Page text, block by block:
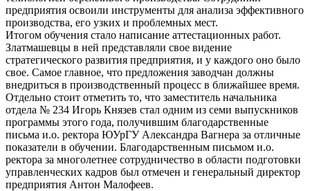
предприятия освоили инструменты для анализа эффективного
производства, его узких и проблемных мест.
Итогом обучения стало написание аттестационных работ.
Златмашевцы в ней представляли свое видение
стратегического развития предприятия, и у каждого оно было
свое. Самое главное, что предложения заводчан должны
внедриться в производственный процесс в ближайшее время.
Отдельно стоит отметить то, что заместитель начальника
отдела № 234 Игорь Князев стал одним из семи выпускников
программы этого года, получившим благодарственные
письма и.о. ректора ЮУрГУ Александра Вагнера за отличные
показатели в обучении. Благодарственным письмом и.о.
ректора за многолетнее сотрудничество в области подготовки
управленческих кадров был отмечен и генеральный директор
предприятия Антон Малофеев.